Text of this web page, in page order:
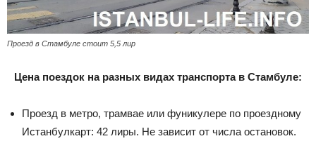
Проезд в Стамбуле стоит 5,5 лир
Цена поездок на разных видах транспорта в Стамбуле:
Проезд в метро, трамвае или фуникулере по проездному
Истанбулкарт: 42 лиры. Не зависит от числа остановок.